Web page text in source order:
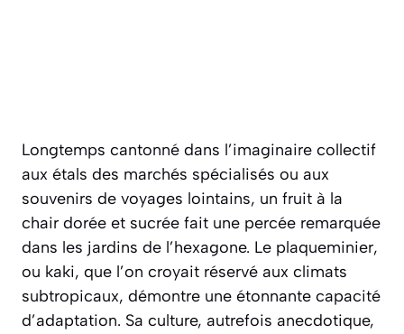
Longtemps cantonné dans l’imaginaire collectif
aux étals des marchés spécialisés ou aux
souvenirs de voyages lointains, un fruit à la
chair dorée et sucrée fait une percée remarquée
dans les jardins de l’hexagone. Le plaqueminier,
ou kaki, que l’on croyait réservé aux climats
subtropicaux, démontre une étonnante capacité
d’adaptation. Sa culture, autrefois anecdotique,